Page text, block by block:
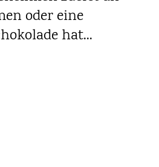
oder eine
hat...